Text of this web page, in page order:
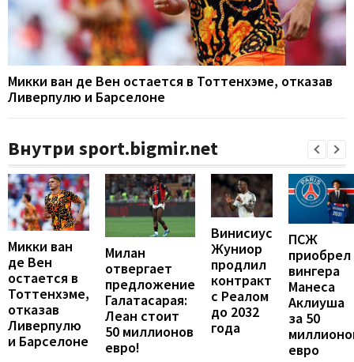
Микки ван де Вен остается в Тоттенхэме, отказав
Ливерпулю и Барселоне
Внутри sport.bigmir.net
Микки ван
де Вен
остается в
Тоттенхэме,
отказав
Ливерпулю
и Барселоне
Милан
отвергает
предложение
Галатасарая:
Леан стоит
50 миллионов
евро!
Винисиус
Жуниор
продлил
контракт
с Реалом
до 2032
года
ПСЖ
приобрел
вингера
Манеса
Аклиуша
за 50
евро